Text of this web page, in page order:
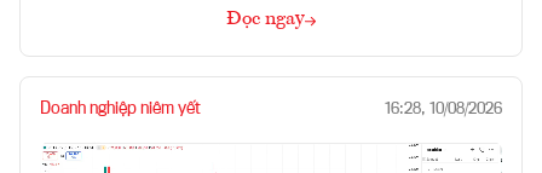
Đọc ngay
Doanh nghiệp niêm yết 16:28, 10/08/2026